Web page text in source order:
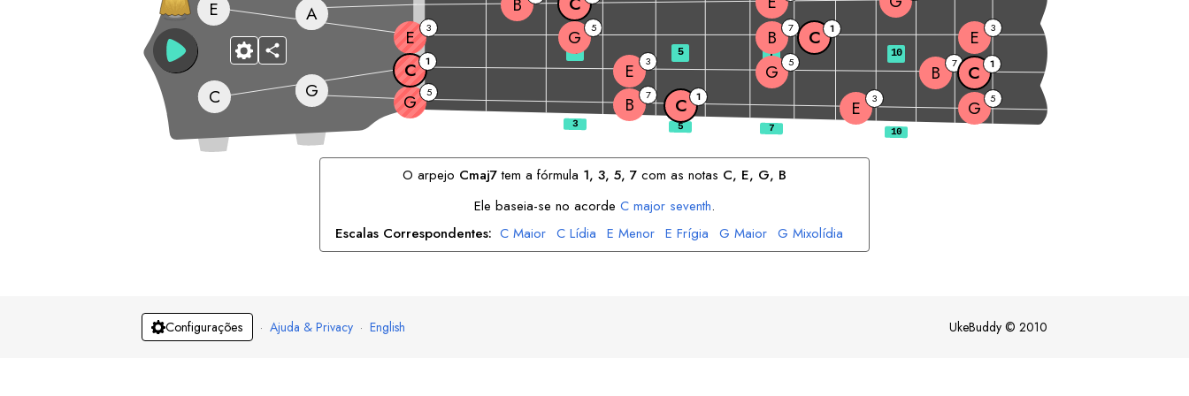
G G 5
B 7 C 1 E 3 G 5
C
C 1 E 3 G 5 B 7 C 1
E
E
3 G 5 B 7 C 1 E 3
A
3 5 7 10
O arpejo Cmaj7tem a fórmula 1, 3, 5, 7 com as notas C, E, G, B
Ele baseia-se no acorde C major seventh.
Escalas Correspondentes: C Maior C Lídia E Menor E Frígia G Maior G Mixolídia
B Frígia B Lócria
Configurações · Ajuda & Privacy · English UkeBuddy © 2010